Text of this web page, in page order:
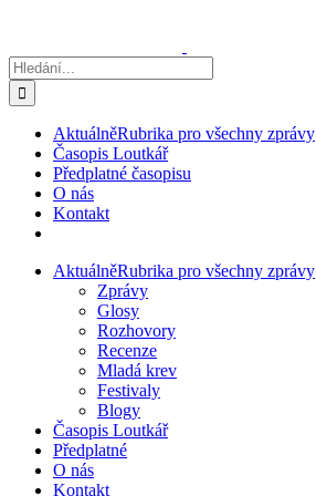
obsah
Hledat:
AktuálněRubrika pro všechny zprávy
Časopis Loutkář
Předplatné časopisu
O nás
Kontakt
AktuálněRubrika pro všechny zprávy
Zprávy
Glosy
Rozhovory
Recenze
Mladá krev
Festivaly
Blogy
Časopis Loutkář
Předplatné
O nás
Kontakt